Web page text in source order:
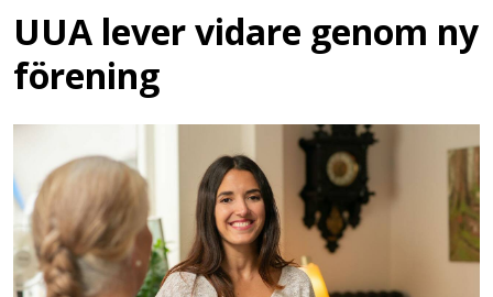
UUA lever vidare genom ny
förening